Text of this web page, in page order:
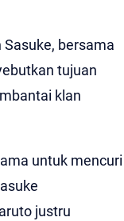
bersama
tujuan
klan
untuk mencuri
justru